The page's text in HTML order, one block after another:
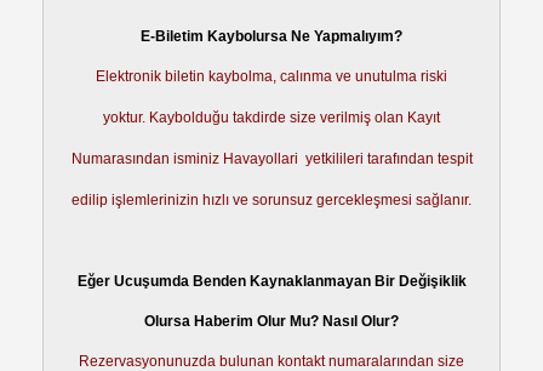
E-Biletim Kaybolursa Ne Yapmalıyım?
Elektronik biletin kaybolma, calınma ve unutulma riski
yoktur. Kaybolduğu takdirde size verilmiş olan Kayıt
Numarasından isminiz Havayollari yetkilileri tarafından tespit
edilip işlemlerinizin hızlı ve sorunsuz gercekleşmesi sağlanır.
Eğer Ucuşumda Benden Kaynaklanmayan Bir Değişiklik
Olursa Haberim Olur Mu? Nasıl Olur?
Rezervasyonunuzda bulunan kontakt numaralarından size